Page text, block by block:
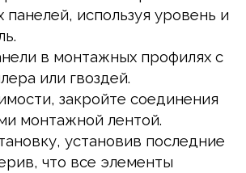
панелей, используя уровень и
в монтажных профилях с
или гвоздей.
закройте соединения
монтажной лентой.
установив последние
что все элементы